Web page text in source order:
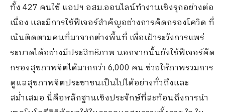
ทั้ง 427 คนใช้ แอปฯ อสม.ออนไลน์ทำงานเชิงรุกอย่างต่อ
เนื่อง และมีการใช้ฟีเจอร์สำคัญอย่างการคัดกรองโควิด ที่
เน้นติดตามคนที่มาจากต่างพื้นที่ เพื่อเฝ้าระวังการแพร่
ระบาดได้อย่างมีประสิทธิภาพ นอกจากนั้นยังใช้ฟีเจอร์คัด
กรองสุขภาพจิตได้มากกว่า 6,000 คน ช่วยให้ภาพรวมการ
ดูแลสุขภาพจิตประชาชนเป็นไปได้อย่างทั่วถึงและ
สม่ำเสมอ นี่คือหลักฐานเชิงประจักษ์ที่สะท้อนถึงการนำ